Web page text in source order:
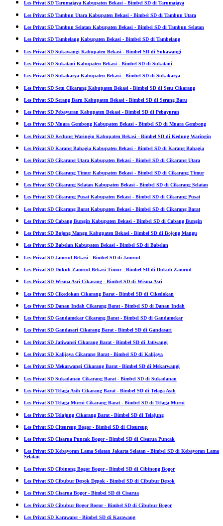
Les Privat SD Tarumajaya Kabupaten Bekasi - Bimbel SD di Tarumajaya
Les Privat SD Tambun Utara Kabupaten Bekasi - Bimbel SD di Tambun Utara
Les Privat SD Tambun Selatan Kabupaten Bekasi - Bimbel SD di Tambun Selatan
Les Privat SD Tambelang Kabupaten Bekasi - Bimbel SD di Tambelang
Les Privat SD Sukawangi Kabupaten Bekasi - Bimbel SD di Sukawangi
Les Privat SD Sukatani Kabupaten Bekasi - Bimbel SD di Sukatani
Les Privat SD Sukakarya Kabupaten Bekasi - Bimbel SD di Sukakarya
Les Privat SD Setu Cikarang Kabupaten Bekasi - Bimbel SD di Setu Cikarang
Les Privat SD Serang Baru Kabupaten Bekasi - Bimbel SD di Serang Baru
Les Privat SD Pebayuran Kabupaten Bekasi - Bimbel SD di Pebayuran
Les Privat SD Muara Gembong Kabupaten Bekasi - Bimbel SD di Muara Gembong
Les Privat SD Kedung Waringin Kabupaten Bekasi - Bimbel SD di Kedung Waringin
Les Privat SD Karang Bahagia Kabupaten Bekasi - Bimbel SD di Karang Bahagia
Les Privat SD Cikarang Utara Kabupaten Bekasi - Bimbel SD di Cikarang Utara
Les Privat SD Cikarang Timur Kabupaten Bekasi - Bimbel SD di Cikarang Timur
Les Privat SD Cikarang Selatan Kabupaten Bekasi - Bimbel SD di Cikarang Selatan
Les Privat SD Cikarang Pusat Kabupaten Bekasi - Bimbel SD di Cikarang Pusat
Les Privat SD Cikarang Barat Kabupaten Bekasi - Bimbel SD di Cikarang Barat
Les Privat SD Cabang Bungin Kabupaten Bekasi - Bimbel SD di Cabang Bungin
Les Privat SD Bojong Mangu Kabupaten Bekasi - Bimbel SD di Bojong Mangu
Les Privat SD Babelan Kabupaten Bekasi - Bimbel SD di Babelan
Les Privat SD Jamrud Bekasi - Bimbel SD di Jamrud
Les Privat SD Dukuh Zamrud Bekasi Timur - Bimbel SD di Dukuh Zamrud
Les Privat SD Wisma Asri Cikarang - Bimbel SD di Wisma Asri
Les Privat SD Cikedokan Cikarang Barat - Bimbel SD di Cikedokan
Les Privat SD Danau Indah Cikarang Barat - Bimbel SD di Danau Indah
Les Privat SD Gandamekar Cikarang Barat - Bimbel SD di Gandamekar
Les Privat SD Gandasari Cikarang Barat - Bimbel SD di Gandasari
Les Privat SD Jatiwangi Cikarang Barat - Bimbel SD di Jatiwangi
Les Privat SD Kalijaya Cikarang Barat - Bimbel SD di Kalijaya
Les Privat SD Mekarwangi Cikarang Barat - Bimbel SD di Mekarwangi
Les Privat SD Sukadanau Cikarang Barat - Bimbel SD di Sukadanau
Les Privat SD Telaga Asih Cikarang Barat - Bimbel SD di Telaga Asih
Les Privat SD Telaga Murni Cikarang Barat - Bimbel SD di Telaga Murni
Les Privat SD Telajung Cikarang Barat - Bimbel SD di Telajung
Les Privat SD Citeureup Bogor - Bimbel SD di Citeureup
Les Privat SD Cisarua Puncak Bogor - Bimbel SD di Cisarua Puncak
Les Privat SD Kebayoran Lama Selatan Jakarta Selatan - Bimbel SD di Kebayoran Lama
Selatan
Les Privat SD Cibinong Bogor Bogor - Bimbel SD di Cibinong Bogor
Les Privat SD Cibubur Depok Depok - Bimbel SD di Cibubur Depok
Les Privat SD Cisarua Bogor - Bimbel SD di Cisarua
Les Privat SD Cibubur Bogor Bogor - Bimbel SD di Cibubur Bogor
Les Privat SD Karawang - Bimbel SD di Karawang